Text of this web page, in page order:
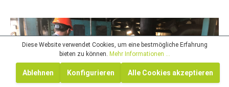
Diese Website verwendet Cookies, um eine bestmögliche Erfahrung
bieten zu können. Mehr Informationen ...
Ablehnen Konfigurieren Alle Cookies akzeptieren